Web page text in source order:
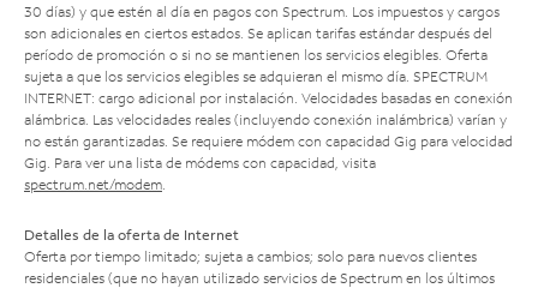
30 días) y que estén al día en pagos con Spectrum. Los impuestos y cargos
son adicionales en ciertos estados. Se aplican tarifas estándar después del
período de promoción o si no se mantienen los servicios elegibles. Oferta
sujeta a que los servicios elegibles se adquieran el mismo día. SPECTRUM
INTERNET: cargo adicional por instalación. Velocidades basadas en conexión
alámbrica. Las velocidades reales (incluyendo conexión inalámbrica) varían y
no están garantizadas. Se requiere módem con capacidad Gig para velocidad
Gig. Para ver una lista de módems con capacidad, visita
spectrum.net/modem
Detalles de la oferta de Internet
Oferta por tiempo limitado; sujeta a cambios; solo para nuevos clientes
residenciales (que no hayan utilizado servicios de Spectrum en los últimos